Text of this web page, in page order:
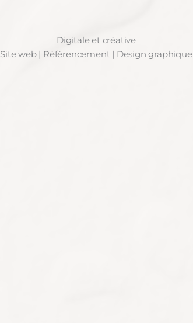
Digitale et créative
Site web | Référencement | Design graphique